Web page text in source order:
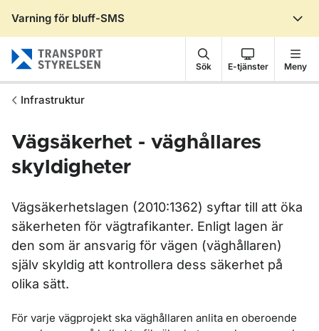
Varning för bluff-SMS
Sök E-tjänster Meny
Infrastruktur
Vägsäkerhet - väghållares
skyldigheter
Vägsäkerhetslagen (2010:1362) syftar till att öka
säkerheten för vägtrafikanter. Enligt lagen är
den som är ansvarig för vägen (väghållaren)
själv skyldig att kontrollera dess säkerhet på
olika sätt.
För varje vägprojekt ska väghållaren anlita en oberoende